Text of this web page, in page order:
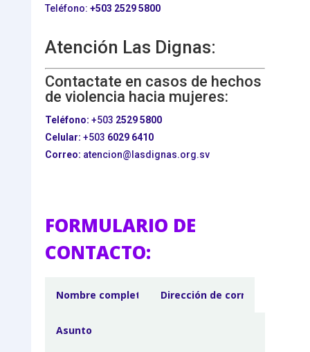
Teléfono: +503 2529 5800
Atención Las Dignas:
Contactate en casos de hechos
de violencia hacia mujeres:
Teléfono: +503 2529 5800
Celular: +503 6029 6410
Correo: atencion@lasdignas.org.sv
FORMULARIO DE
CONTACTO: